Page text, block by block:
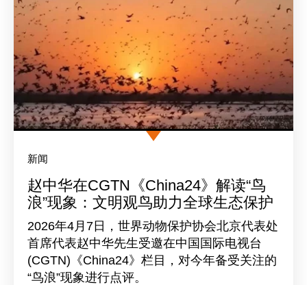
赵中华在CGTN《China24》解读“鸟
浪”现象：文明观鸟助力全球生态保护
新闻
2026年4月7日，世界动物保护协会北京代表处
首席代表赵中华先生受邀在中国国际电视台
(CGTN)《China24》栏目，对今年备受关注的
“鸟浪”现象进行点评。